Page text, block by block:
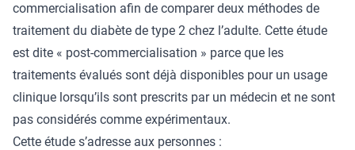
commercialisation afin de comparer deux méthodes de
traitement du diabète de type 2 chez l’adulte. Cette étude
est dite « post-commercialisation » parce que les
traitements évalués sont déjà disponibles pour un usage
clinique lorsqu’ils sont prescrits par un médecin et ne sont
pas considérés comme expérimentaux.
Cette étude s’adresse aux personnes :